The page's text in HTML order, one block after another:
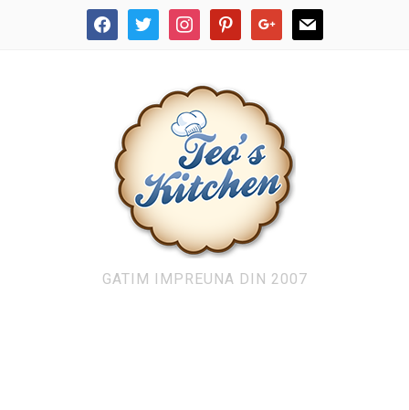
facebooktwitter instagrampinterestgoogle mail
GATIM IMPREUNA DIN 2007